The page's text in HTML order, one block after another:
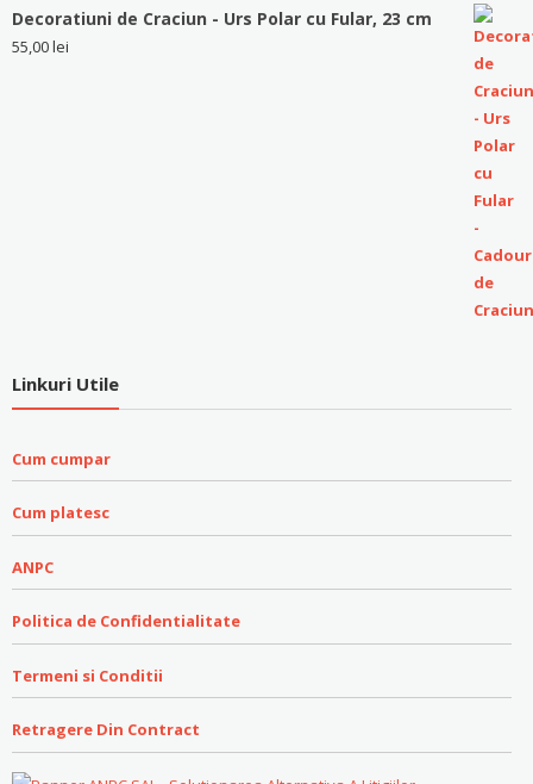
Decoratiuni de Craciun - Urs Polar cu Fular, 23 cm
55,00lei
Linkuri Utile
Cum cumpar
Cum platesc
ANPC
Politica de Confidentialitate
Termeni si Conditii
Retragere Din Contract